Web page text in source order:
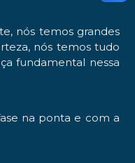
nós temos grandes
nós temos tudo
fundamental nessa
na ponta e com a